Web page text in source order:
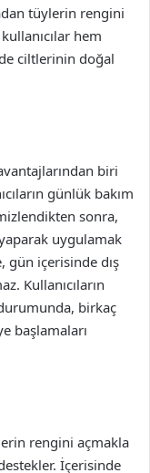
tüylerin rengini
hem
ciltlerinin doğal
biri
günlük bakım
sonra,
uygulamak
gün içerisinde dış
Kullanıcıların
birkaç
başlamaları
rengini açmakla
İçerisinde